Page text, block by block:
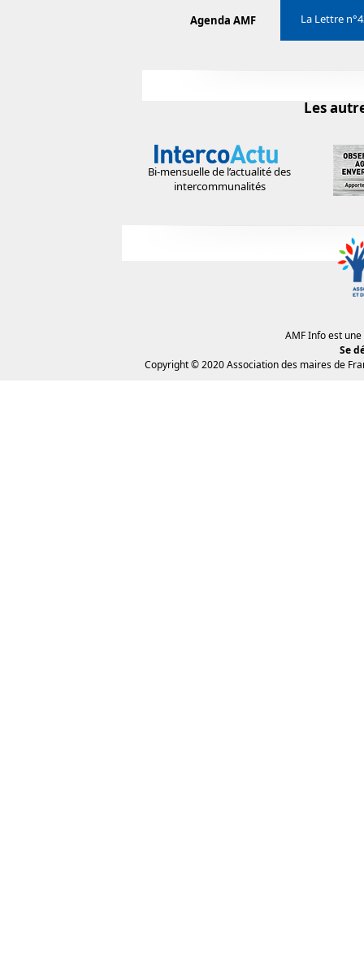
Agenda AMF La Lettre
Les
Bi-mensuelle de l’actualité des
intercommunalités
AMF Info est
Se
Copyright © 2020Association des maires de